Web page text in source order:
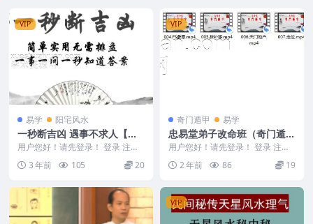
VIP
易学 阳宅风水
一秒断吉凶 遇事不求人【原
版】9集视频1
用户您好！请先登录！ 登录 注册
一秒断吉凶 遇事不求人【原版】 2
40195 ...
3 年前 105 20
VIP
奇门遁甲 易学
忠易堂弟子改命班（奇门遁
甲）11视频
用户您好！请先登录！ 登录 注册
忠易堂弟子改命班（奇门遁甲） 2
403182 ...
2 年前 86 19
VIP